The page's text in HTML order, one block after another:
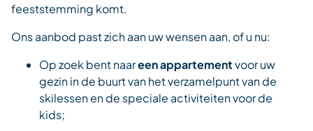
feeststemming komt.
Ons aanbod past zich aan uw wensen aan, of u nu:
Op zoek bent naareen appartementvoor uw
gezin in de buurt van het verzamelpunt van de
skilessen en de speciale activiteiten voor de
kids;